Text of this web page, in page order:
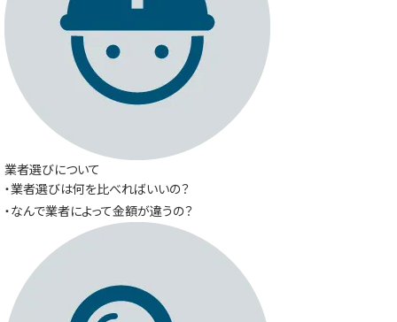
業者選びについて
・業者選びは何を比べればいいの？
・なんで業者によって金額が違うの？